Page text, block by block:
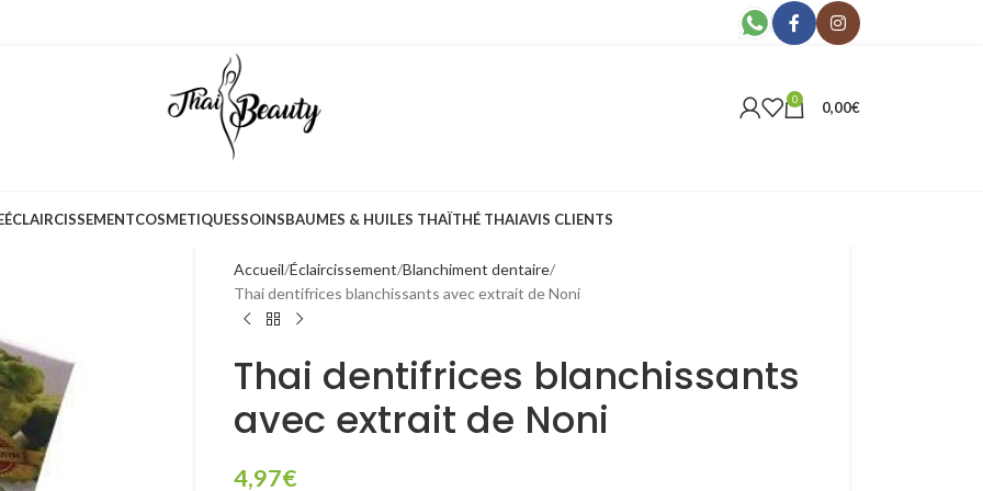
0 0,00€
ÉCLAIRCISSEMENTCOSMETIQUESSOINSBAUMES & HUILES THAÏTHÉ THAIAVIS CLIENTS
Accueil Éclaircissement Blanchiment dentaire
Thai dentifrices blanchissants avec extrait de Noni
Thai dentifrices blanchissants
avec extrait de Noni
4,97€